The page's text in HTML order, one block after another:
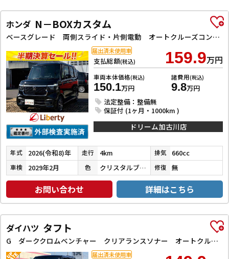
ホンダ N－BOXカスタム
ベースグレード 両側スライド・片側電動 オートクルーズコントロール オートライト スマートキー アイドリングストップ 電動格納ミラー シートヒーター CVT ABS ESC チップアップシート アルミホイール
支払総額(税込) 159.9万円
車両本体価格(税込)
150.1万円
諸費用(税込)
9.8万円
法定整備：整備無
保証付 (1ヶ月・1000km )
届出済未使用車
ドリーム加古川店
年式 2026(令和8)年 走行 4km 排気 660cc
車検 2029年2月 色 クリスタルブラックパール 修復 無
お問い合わせ 詳細はこちら
ダイハツ タフト
G ダーククロムベンチャー クリアランスソナー オートクルーズコントロール 衝突被害軽減システム オートライト スマートキー アイドリングストップ 電動格納ミラー シートヒーター サンルーフ CVT ABS ESC
届出済未使用車